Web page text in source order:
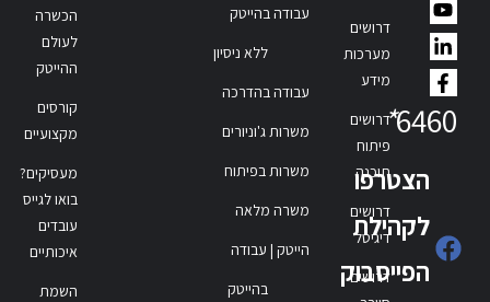
6460
*
הצטרפו
לקהילת
הפייסבוק
דרושים
מערכות
מידע
דרושים
פיתוח
תוכנה
דרושים
דיגיטל
דרושים
עבודה בהייטק
ללא ניסיון
עבודה בהדרכה
משרות ג'וניורים
משרות בפיתוח
משרה מלאה
הייטק | עבודה
בהייטק
הכשרה
לעולם
ההייטק
קורסים
מקצועיים
מעסיקים?
בואו לגייס
עובדים
איכותיים
השמת